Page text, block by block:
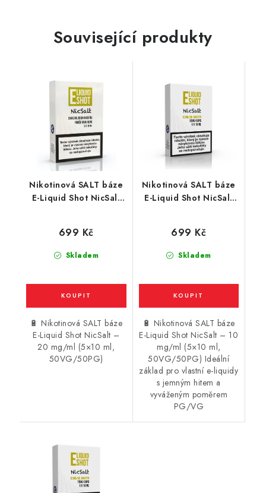
Související produkty
Nikotinová SALT báze
E-Liquid Shot NicSalt
Skladem
699 Kč
🔋 Nikotinová SALT báze
E-Liquid Shot NicSalt –
20 mg/ml (5×10 ml,
50VG/50PG)
Nikotinová SALT báze
E-Liquid Shot NicSalt
Skladem
699 Kč
🔋 Nikotinová SALT báze
E-Liquid Shot NicSalt – 10
mg/ml (5×10 ml,
50VG/50PG) Ideální
základ pro vlastní e-liquidy
s jemným hitem a
vyváženým poměrem
PG/VG